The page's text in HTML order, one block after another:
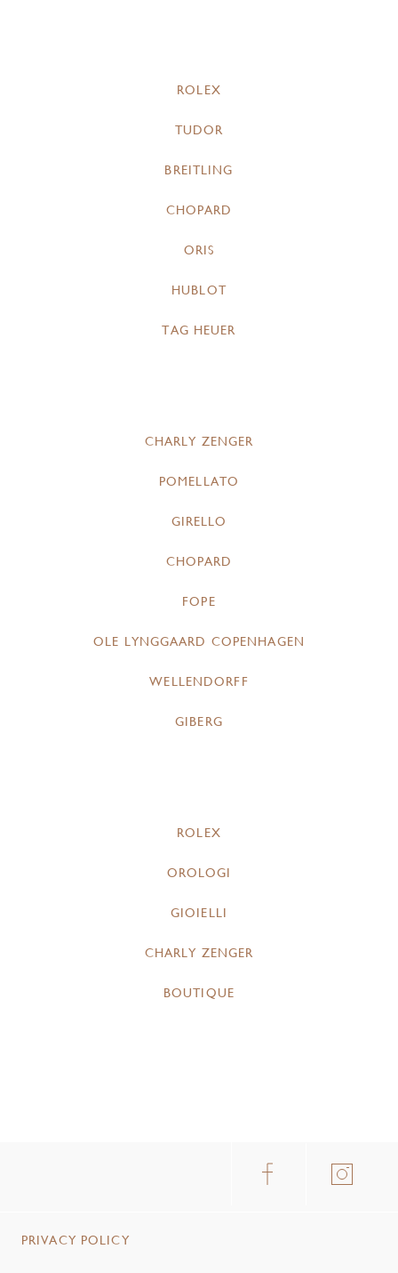
ROLEX
TUDOR
BREITLING
CHOPARD
ORIS
HUBLOT
TAG HEUER
CHARLY ZENGER
POMELLATO
GIRELLO
CHOPARD
FOPE
OLE LYNGGAARD COPENHAGEN
WELLENDORFF
GIBERG
ROLEX
OROLOGI
GIOIELLI
CHARLY ZENGER
BOUTIQUE
PRIVACY POLICY